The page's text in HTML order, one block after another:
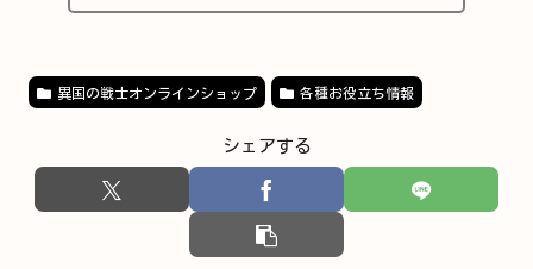
異国の戦士オンラインショップ 各種お役立ち情報
シェアする